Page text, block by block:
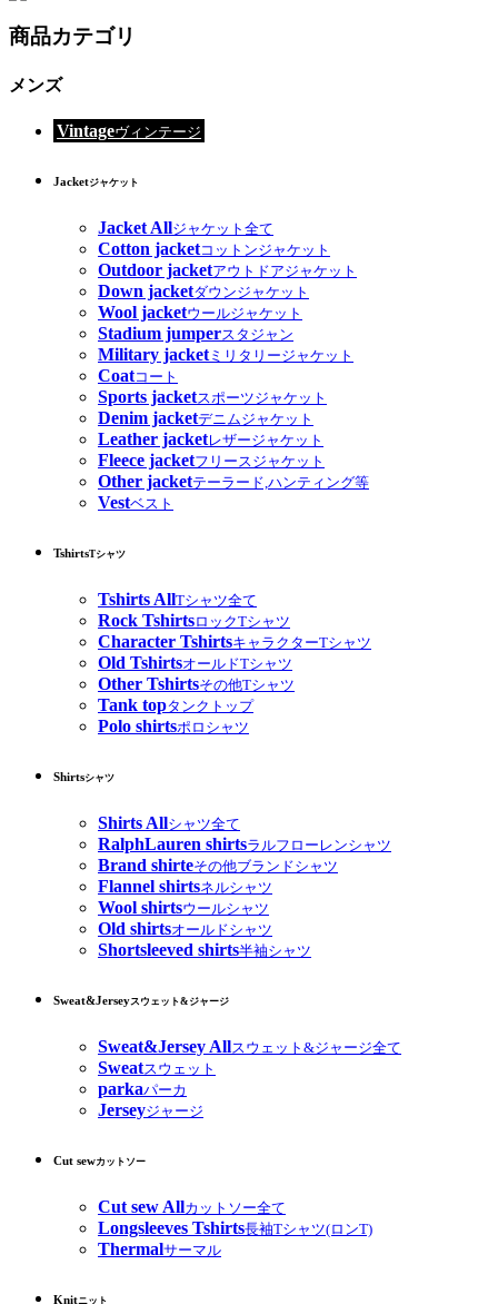
商品カテゴリ
メンズ
Vintageヴィンテージ
Jacketジャケット
Jacket Allジャケット全て
Cotton jacketコットンジャケット
Outdoor jacketアウトドアジャケット
Down jacketダウンジャケット
Wool jacketウールジャケット
Stadium jumperスタジャン
Military jacketミリタリージャケット
Coatコート
Sports jacketスポーツジャケット
Denim jacketデニムジャケット
Leather jacketレザージャケット
Fleece jacketフリースジャケット
Other jacketテーラード,ハンティング等
Vestベスト
TshirtsTシャツ
Tshirts AllTシャツ全て
Rock TshirtsロックTシャツ
Character TshirtsキャラクターTシャツ
Old TshirtsオールドTシャツ
Other Tshirtsその他Tシャツ
Tank topタンクトップ
Polo shirtsポロシャツ
Shirtsシャツ
Shirts Allシャツ全て
RalphLauren shirtsラルフローレンシャツ
Brand shirteその他ブランドシャツ
Flannel shirtsネルシャツ
Wool shirtsウールシャツ
Old shirtsオールドシャツ
Shortsleeved shirts半袖シャツ
Sweat&Jerseyスウェット&ジャージ
Sweat&Jersey Allスウェット&ジャージ全て
Sweatスウェット
parkaパーカ
Jerseyジャージ
Cut sewカットソー
Cut sew Allカットソー全て
Longsleeves Tshirts長袖Tシャツ(ロンT)
Thermalサーマル
Knitニット